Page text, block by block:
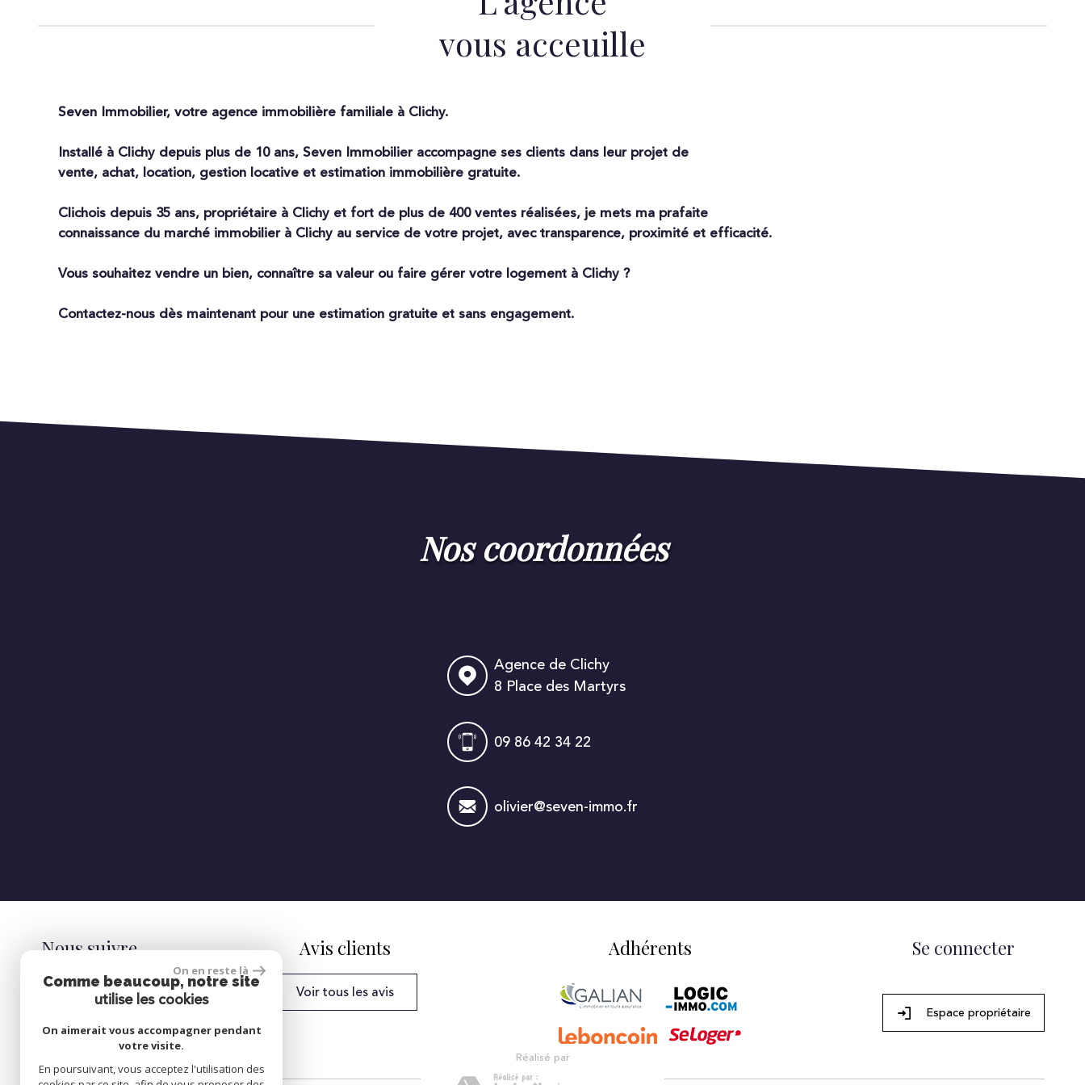
vous acceuille
Seven Immobilier, votre agence immobilière familiale à Clichy.
Installé à Clichy depuis plus de 10 ans, Seven Immobilier accompagne ses clients dans leur projet de
vente, achat, location, gestion locative et estimation immobilière gratuite.
Clichois depuis 35 ans, propriétaire à Clichy et fort de plus de 400 ventes réalisées, je mets ma prafaite
connaissance du marché immobilier à Clichy au service de votre projet, avec transparence, proximité et efficacité.
Vous souhaitez vendre un bien, connaître sa valeur ou faire gérer votre logement à Clichy ?
Contactez-nous dès maintenant pour une estimation gratuite et sans engagement.
nos coordonnées
Agence de Clichy
8 Place des Martyrs
09 86 42 34 22
olivier@seven-immo.fr
Nous suivre Avis clients
Voir tous les avis
Adhérents Se connecter
Espace propriétaire
réalisé par
On en reste là
Comme beaucoup, notre site
utilise les cookies
On aimerait vous accompagner pendant
votre visite.
En poursuivant, vous acceptez l'utilisation des